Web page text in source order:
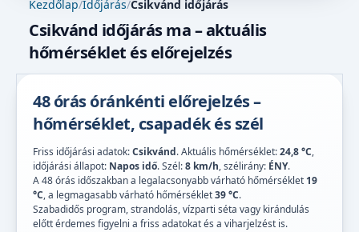
Kezdőlap/Időjárás/Csikvánd időjárás
Csikvánd időjárás ma – aktuális
hőmérséklet és előrejelzés
48 órás óránkénti előrejelzés –
hőmérséklet, csapadék és szél
Friss időjárási adatok:Csikvánd. Aktuális hőmérséklet:24,8 °C,
időjárási állapot: Napos idő. Szél:8 km/h, szélirány: ÉNY.
A 48 órás időszakban a legalacsonyabb várható hőmérséklet 19
°C, a legmagasabb várható hőmérséklet39 °C.
Szabadidős program, strandolás, vízparti séta vagy kirándulás
előtt érdemes figyelni a friss adatokat és a viharjelzést is.